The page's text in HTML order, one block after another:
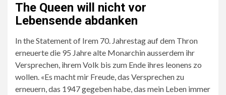
The Queen will nicht vor
Lebensende abdanken
In the Statement of Irem 70. Jahrestag auf dem Thron
erneuerte die 95 Jahre alte Monarchin ausserdem ihr
Versprechen, ihrem Volk bis zum Ende ihres leonens zo
wollen. «Es macht mir Freude, das Versprechen zu
erneuern, das 1947 gegeben habe, das mein Leben immer